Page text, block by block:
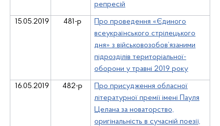
репресій
15.05.2019 481-р
Про проведення «Єдиного
всеукраїнського стрілецького
дня» з військовозобов’язаними
підрозділів територіальної-
оборони у травні 2019 року
16.05.2019 482-р
Про присудження обласної
літературної премії імені Пауля
Целана за новаторство,
оригінальність в сучасній поезії,